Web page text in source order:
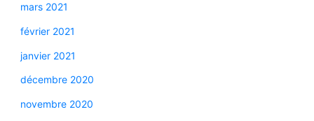
mars 2021
février 2021
janvier 2021
décembre 2020
novembre 2020